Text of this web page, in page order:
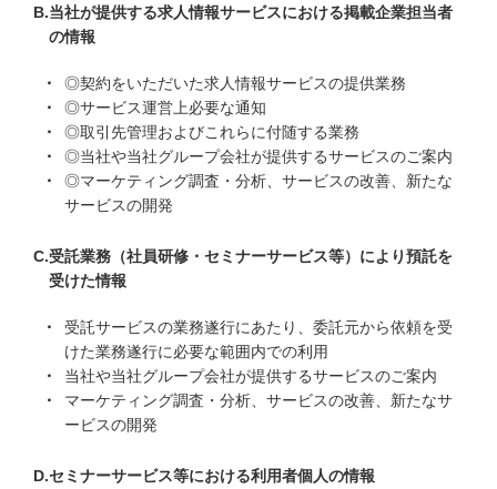
当社が提供する求人情報サービスにおける掲載企業担当者
の情報
◎契約をいただいた求人情報サービスの提供業務
◎サービス運営上必要な通知
◎取引先管理およびこれらに付随する業務
◎当社や当社グループ会社が提供するサービスのご案内
◎マーケティング調査・分析、サービスの改善、新たな
サービスの開発
受託業務（社員研修・セミナーサービス等）により預託を
受けた情報
受託サービスの業務遂行にあたり、委託元から依頼を受
けた業務遂行に必要な範囲内での利用
当社や当社グループ会社が提供するサービスのご案内
マーケティング調査・分析、サービスの改善、新たなサ
ービスの開発
セミナーサービス等における利用者個人の情報